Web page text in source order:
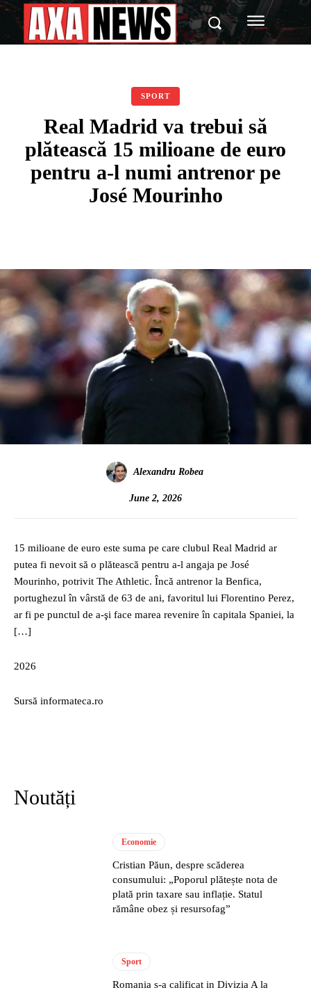
SPORT
Real Madrid va trebui să
plătească 15 milioane de euro
pentru a-l numi antrenor pe
José Mourinho
Alexandru Robea
June 2, 2026
15 milioane de euro este suma pe care clubul Real Madrid ar
putea fi nevoit să o plătească pentru a-l angaja pe José
Mourinho, potrivit The Athletic. Încă antrenor la Benfica,
portughezul în vârstă de 63 de ani, favoritul lui Florentino Perez,
ar fi pe punctul de a-şi face marea revenire în capitala Spaniei, la
[…]
2026
Sursă informateca.ro
Noutăți
Economie
Cristian Păun, despre scăderea
consumului: „Poporul plătește nota de
plată prin taxare sau inflație. Statul
rămâne obez și resursofag”
Sport
Romania s-a calificat in Divizia A la